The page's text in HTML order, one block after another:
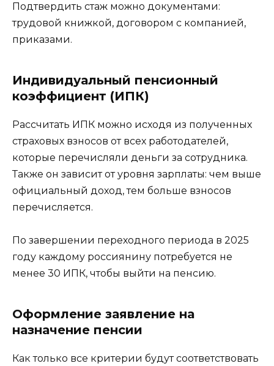
Подтвердить стаж можно документами:
трудовой книжкой, договором с компанией,
приказами.
Индивидуальный пенсионный
коэффициент (ИПК)
Рассчитать ИПК можно исходя из полученных
страховых взносов от всех работодателей,
которые перечисляли деньги за сотрудника.
Также он зависит от уровня зарплаты: чем выше
официальный доход, тем больше взносов
перечисляется.
По завершении переходного периода в 2025
году каждому россиянину потребуется не
менее 30 ИПК, чтобы выйти на пенсию.
Оформление заявление на
назначение пенсии
Как только все критерии будут соответствовать